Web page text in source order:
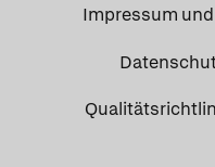
Impressum